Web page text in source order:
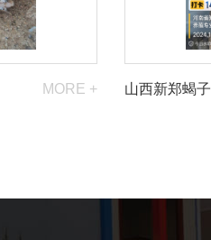
MORE + 山西新郑蝎